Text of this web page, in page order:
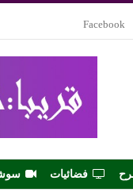
Facebook
فضائيات